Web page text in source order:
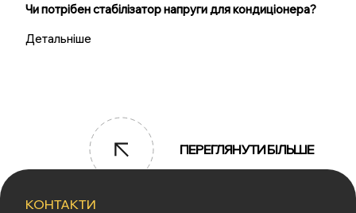
Чи потрібен стабілізатор напруги для кондиціонера?
Детальніше
ПЕРЕГЛЯНУТИ БІЛЬШЕ
КОНТАКТИ